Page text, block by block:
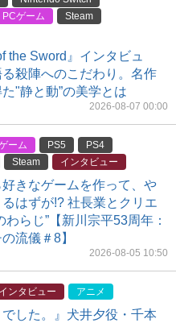
PCゲーム
Steam
the Sword』インタビュ
殺陣へのこだわり。名作
"静と動”の美学とは
2026-08-07 00:00
ーム PS5
PS4
Steam インタビュー
きなゲームを作って、や
はずが!? 社長業とクリエ
わらじ”【新川宗平53周年：
流儀＃8】
2026-08-05 10:50
インタビュー アニメ
した。』犬井夕役・千本